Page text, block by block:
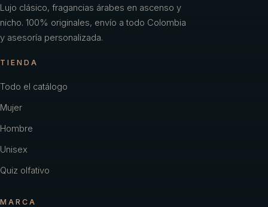
Lujo clásico, fragancias árabes en ascenso y
nicho. 100% originales, envío a todo Colombia
y asesoría personalizada.
TIENDA
Todo el catálogo
Mujer
Hombre
Unisex
Quiz olfativo
MARCA